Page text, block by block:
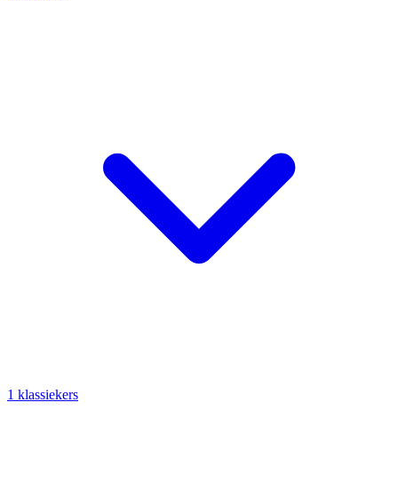
1 klassiekers